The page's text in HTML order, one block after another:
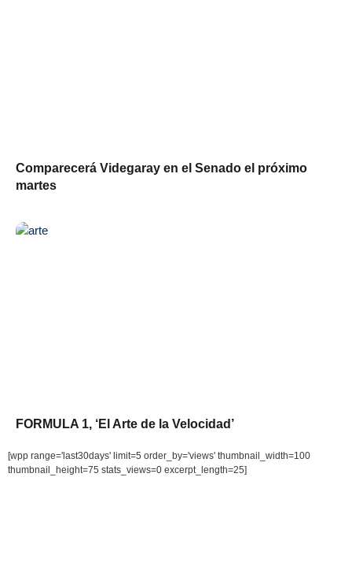
Comparecerá Videgaray en el Senado el próximo
martes
FORMULA 1, ‘El Arte de la Velocidad’
[wpp range='last30days' limit=5 order_by='views' thumbnail_width=100
thumbnail_height=75 stats_views=0 excerpt_length=25]